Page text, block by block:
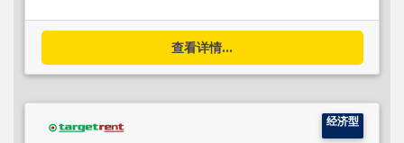
查看详情...
经济型